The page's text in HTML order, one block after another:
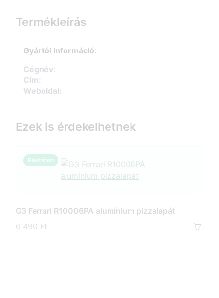
Termékleírás
Gyártói információ:
Cégnév:
Cím:
Weboldal:
Ezek is érdekelhetnek
Raktáron
G3 Ferrari R10006PA alumínium pizzalapát
6 490 Ft